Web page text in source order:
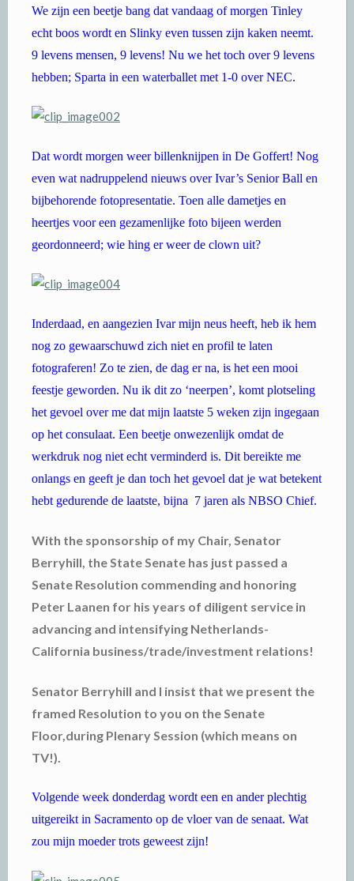
We zijn een beetje bang dat vandaag of morgen Tinley
echt boos wordt en Slinky even tussen zijn kaken neemt.
9 levens mensen, 9 levens! Nu we het toch over 9 levens
hebben; Sparta in een waterballet met 1-0 over NEC.
Dat wordt morgen weer billenknijpen in De Goffert! Nog
even wat nadruppelend nieuws over Ivar’s Senior Ball en
bijbehorende fotopresentatie. Toen alle dametjes en
heertjes voor een gezamenlijke foto bijeen werden
geordonneerd; wie hing er weer de clown uit?
Inderdaad, en aangezien Ivar mijn neus heeft, heb ik hem
nog zo gewaarschuwd zich niet en profil te laten
fotograferen! Zo te zien, de dag er na, is het een mooi
feestje geworden. Nu ik dit zo ‘neerpen’, komt plotseling
het gevoel over me dat mijn laatste 5 weken zijn ingegaan
op het consulaat. Een beetje onwezenlijk omdat de
werkdruk nog niet echt verminderd is. Dit bereikte me
onlangs en geeft je dan toch het gevoel dat je wat betekent
hebt gedurende de laatste, bijna 7 jaren als NBSO Chief.
With the sponsorship of my Chair, Senator
Berryhill, the State Senate has just passed a
Senate Resolution commending and honoring
Peter Laanen for his years of diligent service in
advancing and intensifying Netherlands-
California business/trade/investment relations!
Senator Berryhill and I insist that we present the
framed Resolution to you on the Senate
Floor,during Plenary Session (which means on
TV!).
Volgende week donderdag wordt een en ander plechtig
uitgereikt in Sacramento op de vloer van de senaat. Wat
zou mijn moeder trots geweest zijn!